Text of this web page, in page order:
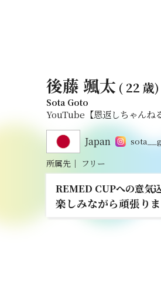
後藤 颯太 ( 22 歳)
Sota Goto
YouTube【恩返しちゃんね
Japan
所属先 ｜ フリー
REMED CUPへの意気
楽しみながら頑張りま